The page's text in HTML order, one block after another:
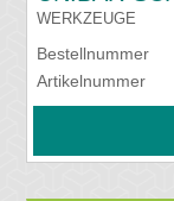
WERKZEUGE
Bestellnummer
Artikelnummer